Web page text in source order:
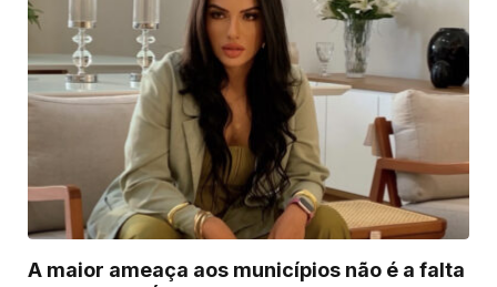
A maior ameaça aos municípios não é a falta